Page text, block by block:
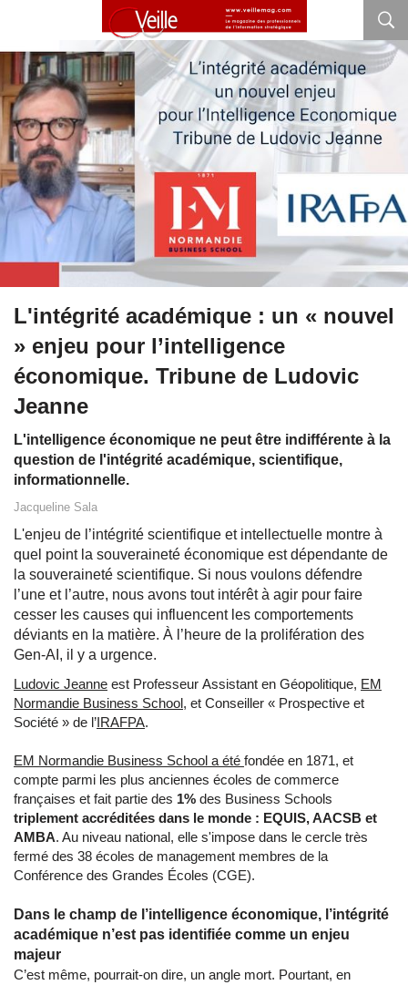
L'intégrité académique : un « nouvel
» enjeu pour l’intelligence
économique. Tribune de Ludovic
Jeanne
L'intelligence économique ne peut être indifférente à la
question de l'intégrité académique, scientifique,
informationnelle.
Jacqueline Sala
L'enjeu de l’intégrité scientifique et intellectuelle montre à
quel point la souveraineté économique est dépendante de
la souveraineté scientifique. Si nous voulons défendre
l’une et l’autre, nous avons tout intérêt à agir pour faire
cesser les causes qui influencent les comportements
déviants en la matière. À l’heure de la prolifération des
Gen-AI, il y a urgence.
Ludovic Jeanne est Professeur Assistant en Géopolitique, EM
Normandie Business School, et Conseiller « Prospective et
Société » de l’IRAFPA.
EM Normandie Business School a été fondée en 1871, et
compte parmi les plus anciennes écoles de commerce
françaises et fait partie des 1% des Business Schools
triplement accréditées dans le monde : EQUIS, AACSB et
AMBA. Au niveau national, elle s'impose dans le cercle très
fermé des 38 écoles de management membres de la
Conférence des Grandes Écoles (CGE).
Dans le champ de l’intelligence économique, l’intégrité
académique n’est pas identifiée comme un enjeu
majeur
C’est même, pourrait-on dire, un angle mort. Pourtant, en